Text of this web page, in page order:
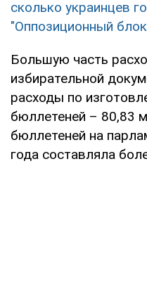
сколько украинцев
"Оппозиционный
Большую часть
избирательной
расходы по
бюллетеней – 80,83
бюллетеней на
года составляла